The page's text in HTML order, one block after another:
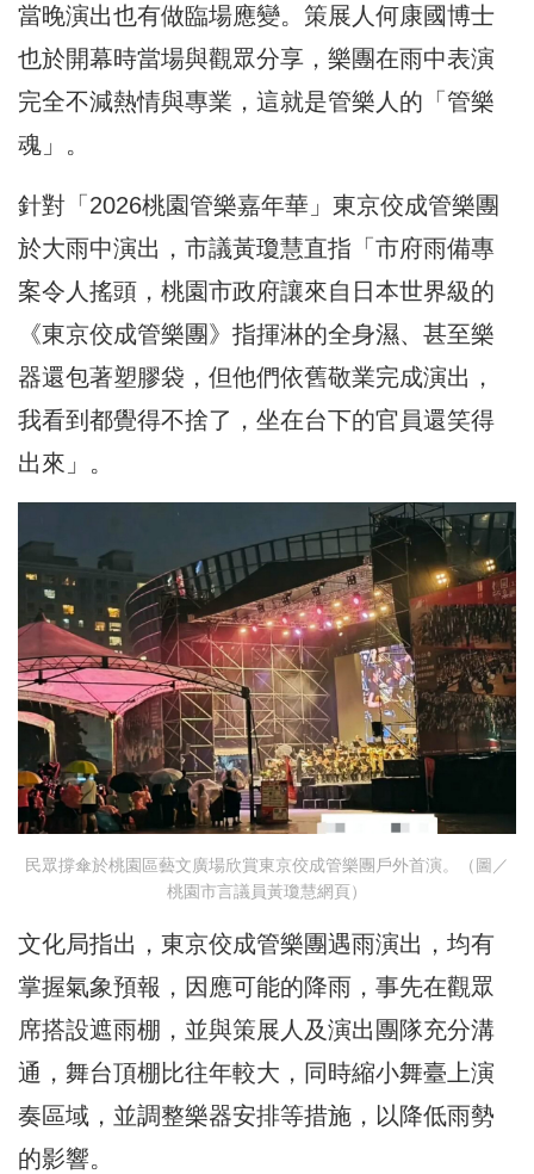
當晚演出也有做臨場應變。策展人何康國博士
也於開幕時當場與觀眾分享，樂團在雨中表演
完全不減熱情與專業，這就是管樂人的「管樂
魂」。
針對「2026桃園管樂嘉年華」東京佼成管樂團
於大雨中演出，市議黃瓊慧直指「市府雨備專
案令人搖頭，桃園市政府讓來自日本世界級的
《東京佼成管樂團》指揮淋的全身濕、甚至樂
器還包著塑膠袋，但他們依舊敬業完成演出，
我看到都覺得不捨了，坐在台下的官員還笑得
出來」。
民眾撐傘於桃園區藝文廣場欣賞東京佼成管樂團戶外首演。（圖／
桃園市言議員黃瓊慧網頁）
文化局指出，東京佼成管樂團遇雨演出，均有
掌握氣象預報，因應可能的降雨，事先在觀眾
席搭設遮雨棚，並與策展人及演出團隊充分溝
通，舞台頂棚比往年較大，同時縮小舞臺上演
奏區域，並調整樂器安排等措施，以降低雨勢
的影響。